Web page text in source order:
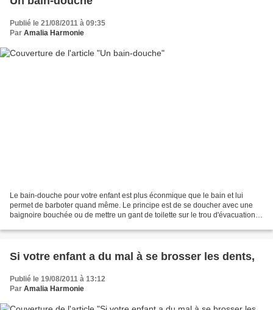
Publié le 21/08/2011 à 09:35
Par Amalia Harmonie
Le bain-douche pour votre enfant est plus éconmique que le bain et lui
permet de barboter quand même. Le principe est de se doucher avec une
baignoire bouchée ou de mettre un gant de toilette sur le trou d'évacuation
Si votre enfant a du mal à se brosser les dents,
Publié le 19/08/2011 à 13:12
Par Amalia Harmonie